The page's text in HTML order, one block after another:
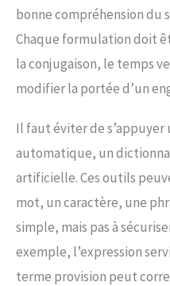
bonne compréhension du
Chaque formulation doit
la conjugaison, le temps
modifier la portée d’un
Il faut éviter de
automatique, un
artificielle. Ces outils
mot, un caractère, une
simple, mais pas à
exemple, l’expression
terme provision peut